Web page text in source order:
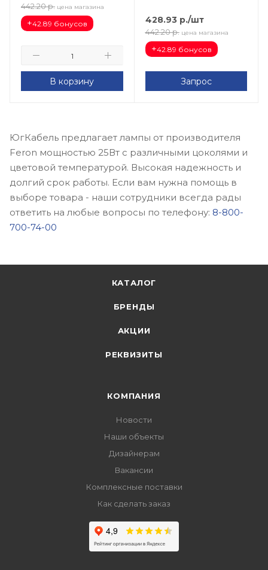
442.20 р. цена магазина
+42.89 бонусов
В корзину
428.93р./шт
442.20 р. цена магазина
+42.89 бонусов
Запрос
ЮгКабель предлагает лампы от производителя
Feron мощностью 25Вт с различными цоколями и
цветовой температурой. Высокая надежность и
долгий срок работы. Если вам нужна помощь в
выборе товара - наши сотрудники всегда рады
ответить на любые вопросы по телефону: 8-800-
700-74-00
КАТАЛОГ
БРЕНДЫ
АКЦИИ
РЕКВИЗИТЫ
КОМПАНИЯ
Новости
Наши объекты
Дизайнерам
Вакансии
Комплексные поставки
Как сделать заказ